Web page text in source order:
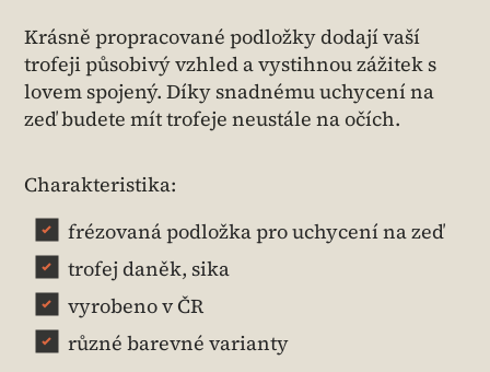
Krásně propracované podložky dodají vaší
trofeji působivý vzhled a vystihnou zážitek s
lovem spojený. Díky snadnému uchycení na
zeď budete mít trofeje neustále na očích.
Charakteristika:
frézovaná podložka pro uchycení na zeď
trofej daněk, sika
vyrobeno v ČR
různé barevné varianty